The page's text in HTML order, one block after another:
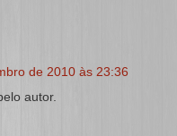
de 2010 às 23:36
autor.